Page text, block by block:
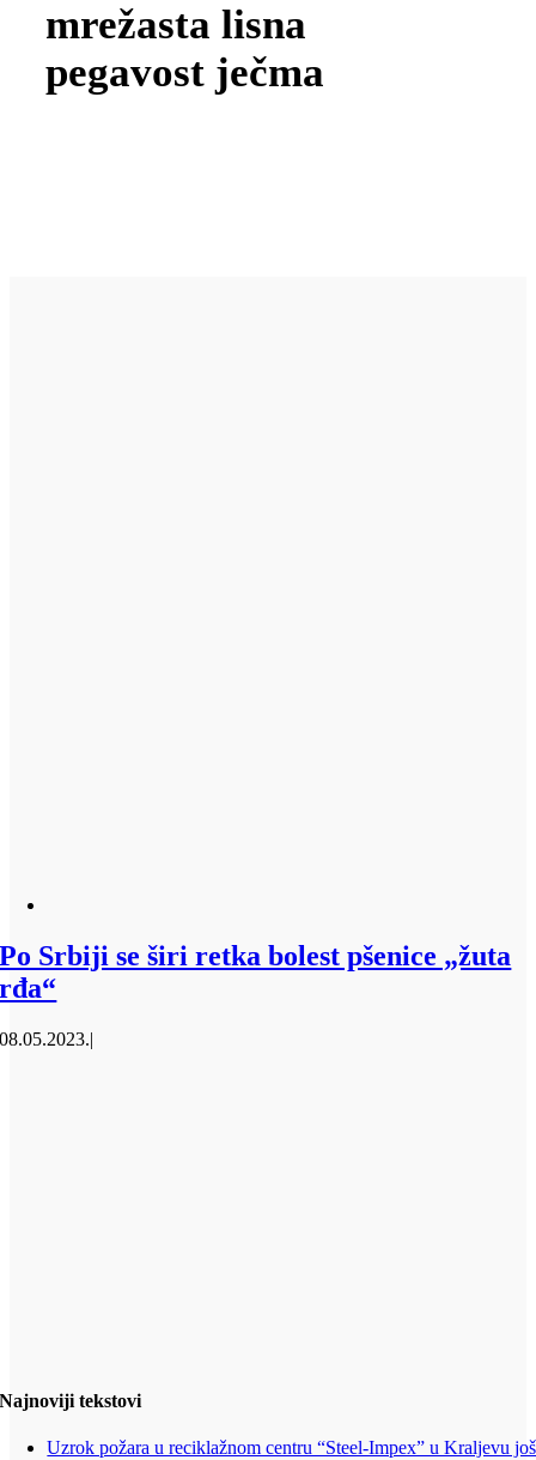
mrežasta lisna
pegavost ječma
Po Srbiji se širi retka bolest pšenice „žuta
rđa“
08.05.2023.|
Najnoviji tekstovi
Uzrok požara u reciklažnom centru “Steel-Impex” u Kraljevu još